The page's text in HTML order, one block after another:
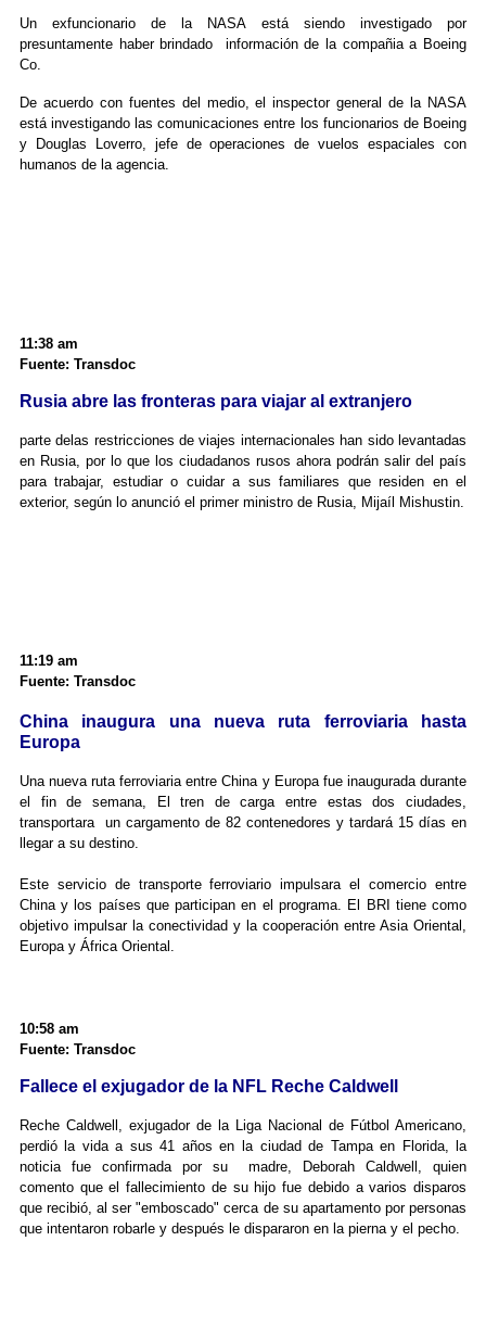
Un exfuncionario de la NASA está siendo investigado por
presuntamente haber brindado información de la compañia a Boeing
Co.
De acuerdo con fuentes del medio, el inspector general de la NASA
está investigando las comunicaciones entre los funcionarios de Boeing
y Douglas Loverro, jefe de operaciones de vuelos espaciales con
humanos de la agencia.
11:38 am
Fuente: Transdoc
Rusia abre las fronteras para viajar al extranjero
parte delas restricciones de viajes internacionales han sido levantadas
en Rusia, por lo que los ciudadanos rusos ahora podrán salir del país
para trabajar, estudiar o cuidar a sus familiares que residen en el
exterior, según lo anunció el primer ministro de Rusia, Mijaíl Mishustin.
11:19 am
Fuente: Transdoc
China inaugura una nueva ruta ferroviaria hasta
Europa
Una nueva ruta ferroviaria entre China y Europa fue inaugurada durante
el fin de semana, El tren de carga entre estas dos ciudades,
transportara un cargamento de 82 contenedores y tardará 15 días en
llegar a su destino.
Este servicio de transporte ferroviario impulsara el comercio entre
China y los países que participan en el programa. El BRI tiene como
objetivo impulsar la conectividad y la cooperación entre Asia Oriental,
Europa y África Oriental.
10:58 am
Fuente: Transdoc
Fallece el exjugador de la NFL Reche Caldwell
Reche Caldwell, exjugador de la Liga Nacional de Fútbol Americano,
perdió la vida a sus 41 años en la ciudad de Tampa en Florida, la
noticia fue confirmada por su madre, Deborah Caldwell, quien
comento que el fallecimiento de su hijo fue debido a varios disparos
que recibió, al ser "emboscado" cerca de su apartamento por personas
que intentaron robarle y después le dispararon en la pierna y el pecho.